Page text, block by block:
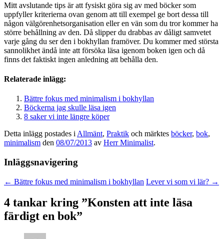
Mitt avslutande tips är att fysiskt göra sig av med böcker som
uppfyller kriterierna ovan genom att till exempel ge bort dessa till
någon välgörenhetsorganisation eller en vän som du tror kommer ha
större behållning av den. Då slipper du drabbas av dåligt samvetet
varje gång du ser den i bokhyllan framöver. Du kommer med största
sannolikhet ändå inte att försöka läsa igenom boken igen och då
finns det faktiskt ingen anledning att behålla den.
Relaterade inlägg:
Bättre fokus med minimalism i bokhyllan
Böckerna jag skulle läsa igen
8 saker vi inte längre köper
Detta inlägg postades i Allmänt, Praktik och märktes böcker, bok,
minimalism den 08/07/2013 av Herr Minimalist.
Inläggsnavigering
← Bättre fokus med minimalism i bokhyllan Lever vi som vi lär? →
4 tankar kring ”Konsten att inte läsa
färdigt en bok”